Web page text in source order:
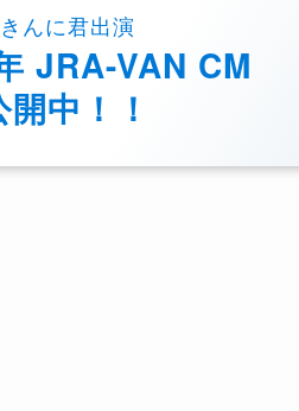
んに君出演
JRA-VAN CM
中！！